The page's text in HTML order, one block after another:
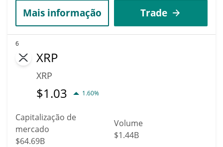
Mais informação Trade
6
XRP
XRP
$1.03 1.60%
Capitalização de
mercado
$64.69B
Volume
$1.44B